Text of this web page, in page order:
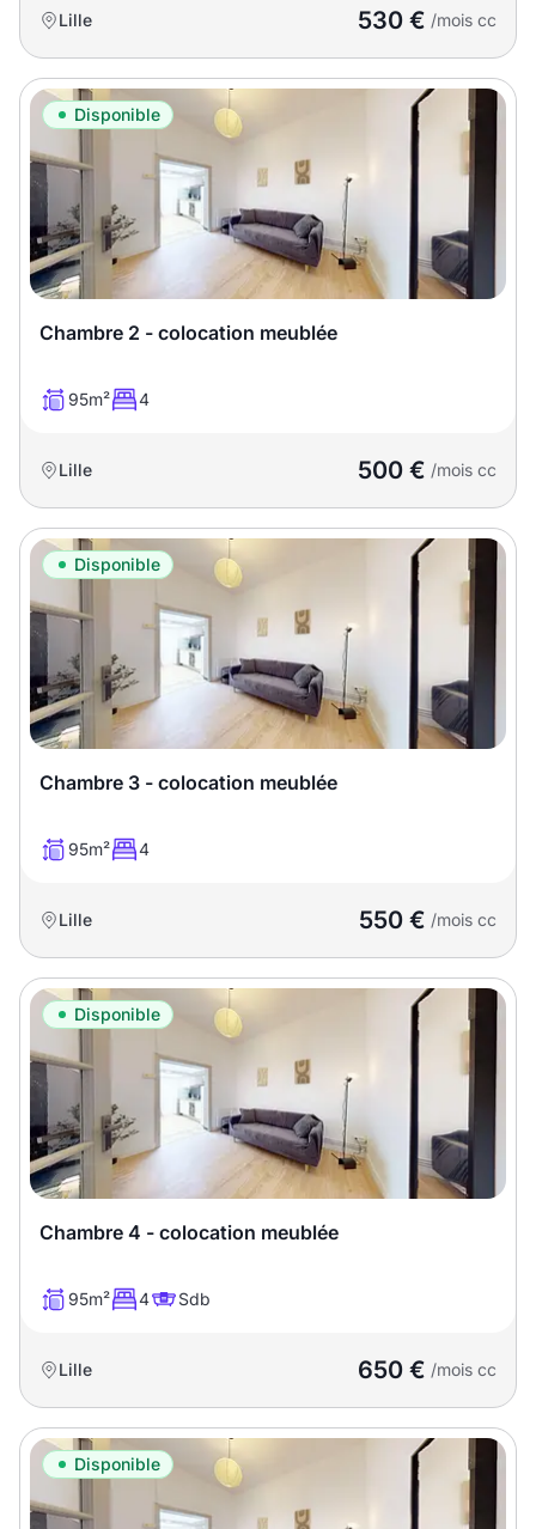
Lille 530 € /mois cc
Disponible
Chambre 2 - colocation meublée
95m² 4
Lille 500 € /mois cc
Disponible
Chambre 3 - colocation meublée
95m² 4
Lille 550 € /mois cc
Disponible
Chambre 4 - colocation meublée
95m² 4 Sdb
Lille 650 € /mois cc
Disponible